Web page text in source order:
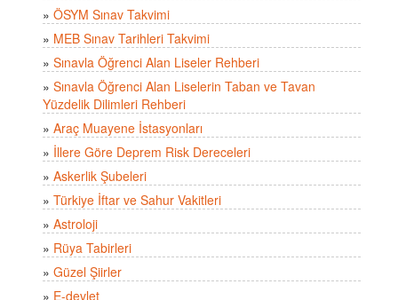
» ÖSYM Sınav Takvimi
» MEB Sınav Tarihleri Takvimi
» Sınavla Öğrenci Alan Liseler Rehberi
» Sınavla Öğrenci Alan Liselerin Taban ve Tavan
Yüzdelik Dilimleri Rehberi
» Araç Muayene İstasyonları
» İllere Göre Deprem Risk Dereceleri
» Askerlik Şubeleri
» Türkiye İftar ve Sahur Vakitleri
» Astroloji
» Rüya Tabirleri
» Güzel Şiirler
» E-devlet